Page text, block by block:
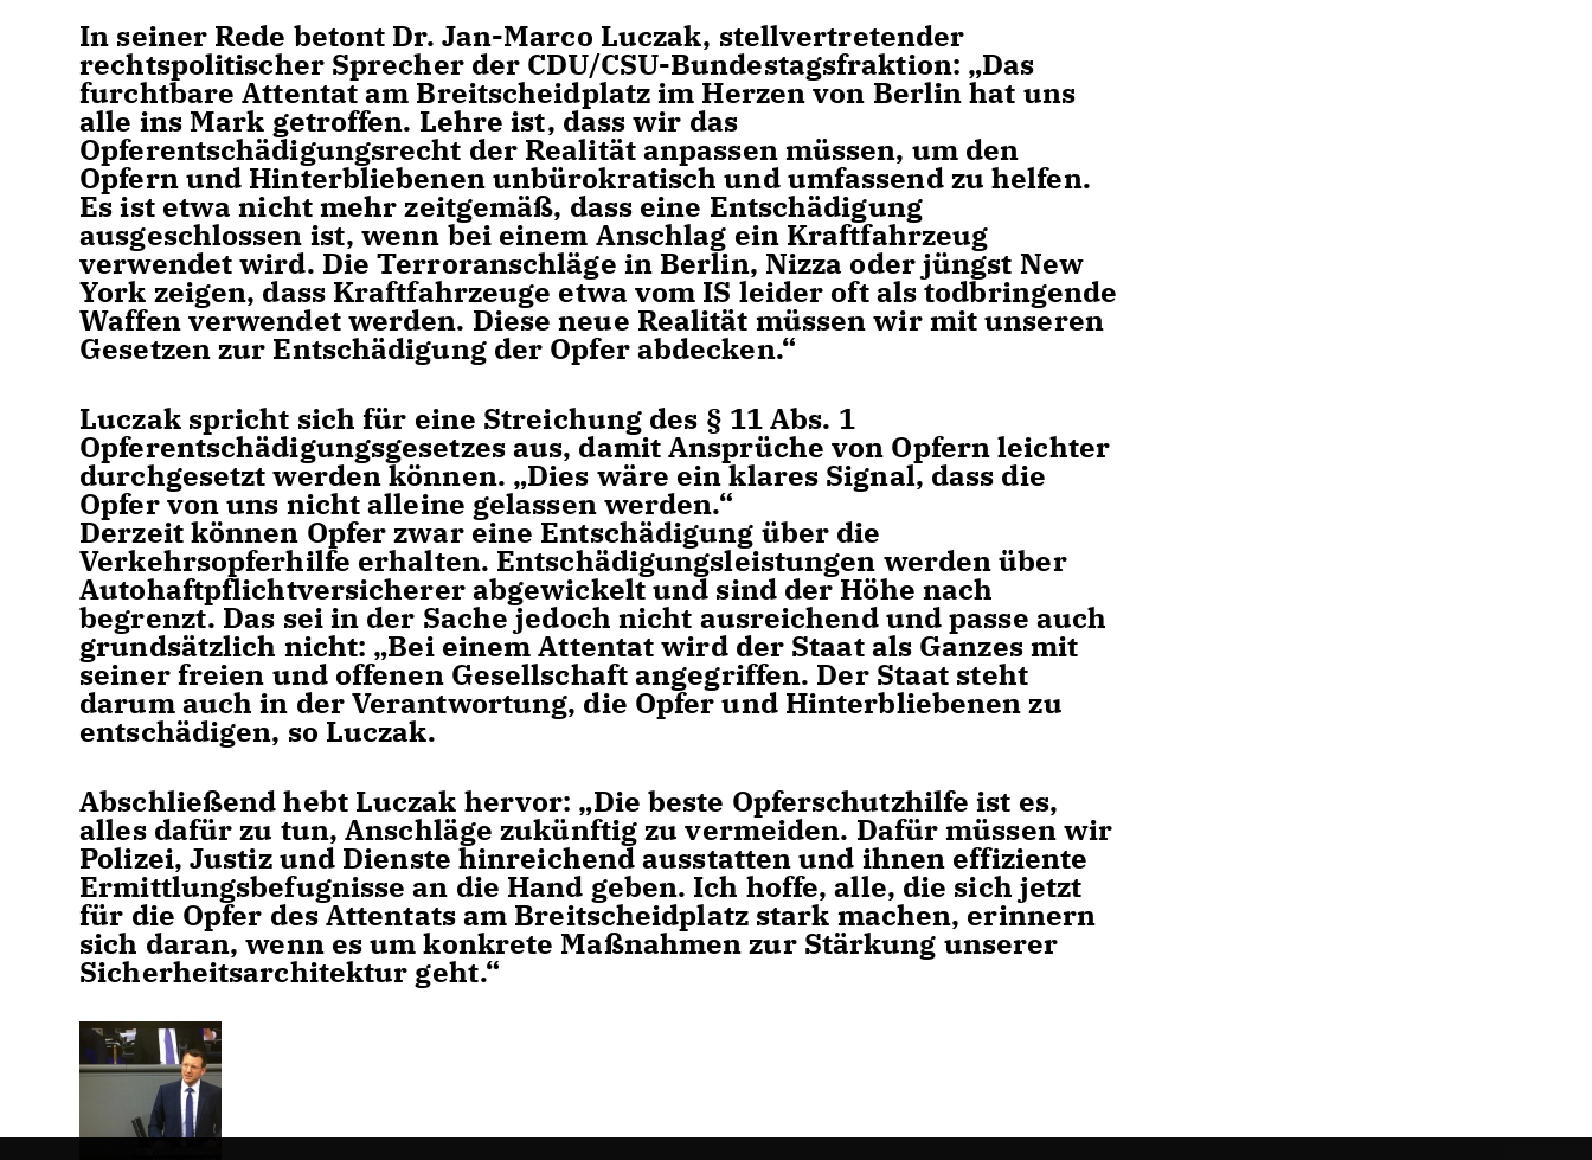
In seiner Rede betont Dr. Jan-Marco Luczak, stellvertretender
rechtspolitischer Sprecher der CDU/CSU-Bundestagsfraktion: „Das
furchtbare Attentat am Breitscheidplatz im Herzen von Berlin hat uns
alle ins Mark getroffen. Lehre ist, dass wir das
Opferentschädigungsrecht der Realität anpassen müssen, um den
Opfern und Hinterbliebenen unbürokratisch und umfassend zu helfen.
Es ist etwa nicht mehr zeitgemäß, dass eine Entschädigung
ausgeschlossen ist, wenn bei einem Anschlag ein Kraftfahrzeug
verwendet wird. Die Terroranschläge in Berlin, Nizza oder jüngst New
York zeigen, dass Kraftfahrzeuge etwa vom IS leider oft als todbringende
Waffen verwendet werden. Diese neue Realität müssen wir mit unseren
Gesetzen zur Entschädigung der Opfer abdecken.“
Luczak spricht sich für eine Streichung des § 11 Abs. 1
Opferentschädigungsgesetzes aus, damit Ansprüche von Opfern leichter
durchgesetzt werden können. „Dies wäre ein klares Signal, dass die
Opfer von uns nicht alleine gelassen werden.“
Derzeit können Opfer zwar eine Entschädigung über die
Verkehrsopferhilfe erhalten. Entschädigungsleistungen werden über
Autohaftpflichtversicherer abgewickelt und sind der Höhe nach
begrenzt. Das sei in der Sache jedoch nicht ausreichend und passe auch
grundsätzlich nicht: „Bei einem Attentat wird der Staat als Ganzes mit
seiner freien und offenen Gesellschaft angegriffen. Der Staat steht
darum auch in der Verantwortung, die Opfer und Hinterbliebenen zu
entschädigen, so Luczak.
Abschließend hebt Luczak hervor: „Die beste Opferschutzhilfe ist es,
alles dafür zu tun, Anschläge zukünftig zu vermeiden. Dafür müssen wir
Polizei, Justiz und Dienste hinreichend ausstatten und ihnen effiziente
Ermittlungsbefugnisse an die Hand geben. Ich hoffe, alle, die sich jetzt
für die Opfer des Attentats am Breitscheidplatz stark machen, erinnern
sich daran, wenn es um konkrete Maßnahmen zur Stärkung unserer
Sicherheitsarchitektur geht.“